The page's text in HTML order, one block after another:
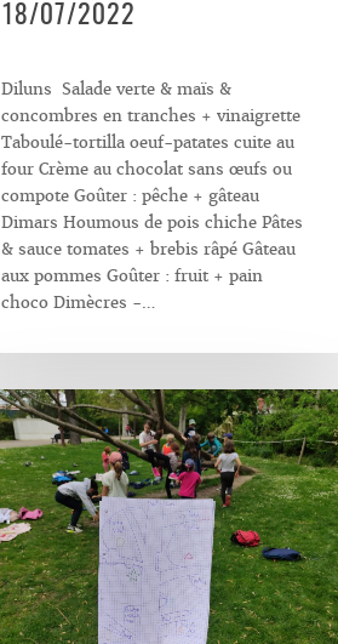
18/07/2022
Diluns Salade verte & maïs &
concombres en tranches + vinaigrette
Taboulé-tortilla oeuf-patates cuite au
four Crème au chocolat sans œufs ou
compote Goûter : pêche + gâteau
Dimars Houmous de pois chiche Pâtes
& sauce tomates + brebis râpé Gâteau
aux pommes Goûter : fruit + pain
choco Dimècres -…